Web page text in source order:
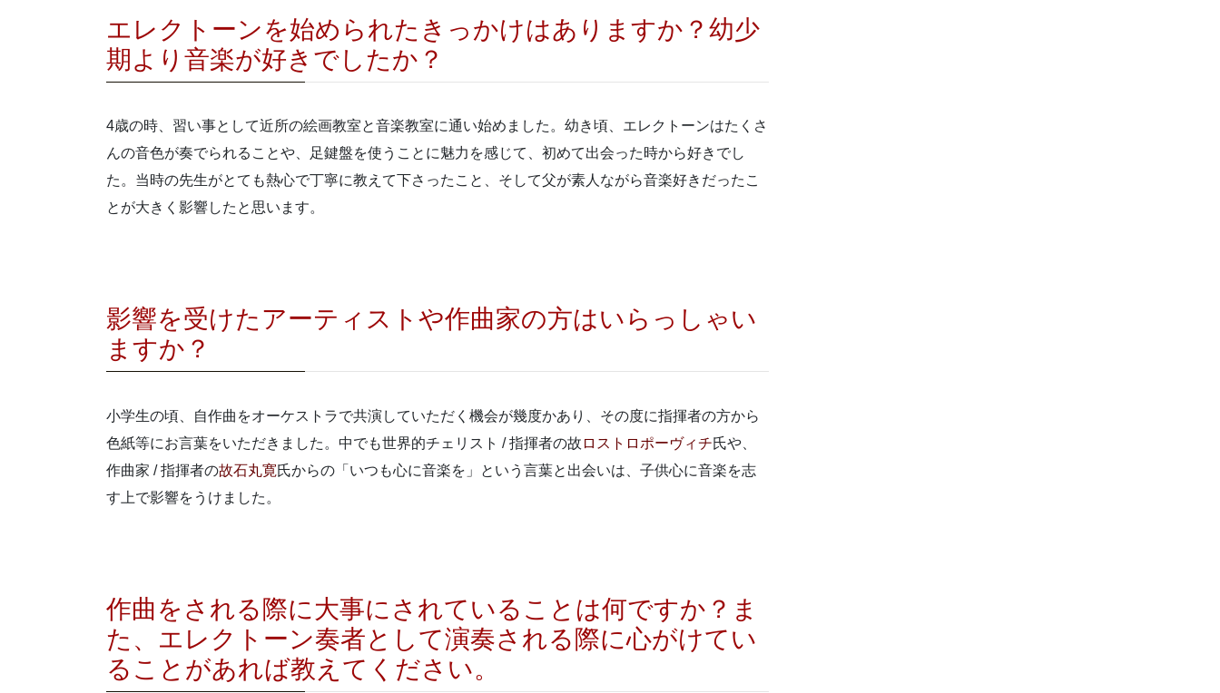
エレクトーンを始められたきっかけはありますか？幼少
期より音楽が好きでしたか？
4歳の時、習い事として近所の絵画教室と音楽教室に通い始めました。幼き頃、エレクトーンはたくさ
んの音色が奏でられることや、足鍵盤を使うことに魅力を感じて、初めて出会った時から好きでし
た。当時の先生がとても熱心で丁寧に教えて下さったこと、そして父が素人ながら音楽好きだったこ
とが大きく影響したと思います。
影響を受けたアーティストや作曲家の方はいらっしゃい
ますか？
小学生の頃、自作曲をオーケストラで共演していただく機会が幾度かあり、その度に指揮者の方から
色紙等にお言葉をいただきました。中でも世界的チェリスト /指揮者の故 ロストロポーヴィチ氏や、
作曲家 /指揮者の故石丸寛氏からの「いつも心に音楽を」という言葉と出会いは、子供心に音楽を志
す上で影響をうけました。
作曲をされる際に大事にされていることは何ですか？ま
た、エレクトーン奏者として演奏される際に心がけてい
ることがあれば教えてください。